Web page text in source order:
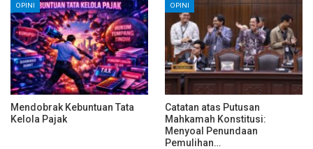
OPINI
Mendobrak Kebuntuan Tata
Kelola Pajak
OPINI
Catatan atas Putusan
Mahkamah Konstitusi:
Menyoal Penundaan
Pemulihan…